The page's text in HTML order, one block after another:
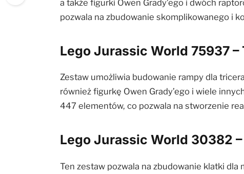
a także figurki Owen Grady’ego i dwóch
pozwala na zbudowanie skomplikowanego i
Lego Jurassic World 75937
Zestaw umożliwia budowanie rampy dla
również figurkę Owen Grady’ego i wiele
447 elementów, co pozwala na stworzenie
Lego Jurassic World 30382
Ten zestaw pozwala na zbudowanie klatki dla